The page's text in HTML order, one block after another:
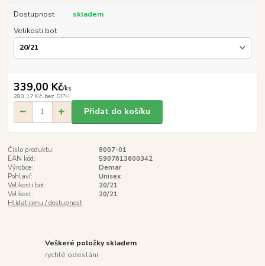
Dostupnost
skladem
Velikosti bot
339,00 Kč/ks
280,17 Kč bez DPH
Přidat do košíku
Číslo produktu:
8007-01
EAN kód:
5907613600342
Výrobce:
Demar
Pohlaví:
Unisex
Velikosti bot:
20/21
Velikost:
20/21
Hlídat cenu / dostupnost
Veškeré položky skladem
rychlé odeslání